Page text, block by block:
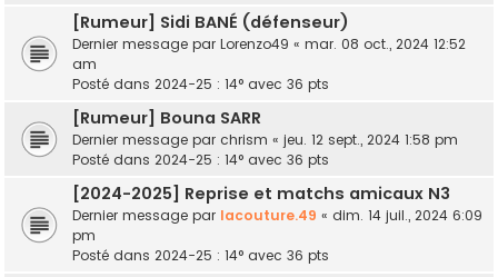
[Rumeur] Sidi BANÉ (défenseur)
Dernier message par Lorenzo49 « mar. 08 oct., 2024 12:52
am
Posté dans 2024-25 : 14° avec 36 pts
[Rumeur] Bouna SARR
Dernier message par chrism « jeu. 12 sept., 2024 1:58 pm
Posté dans 2024-25 : 14° avec 36 pts
[2024-2025] Reprise et matchs amicaux N3
Dernier message par lacouture.49 « dim. 14 juil., 2024 6:09
pm
Posté dans 2024-25 : 14° avec 36 pts